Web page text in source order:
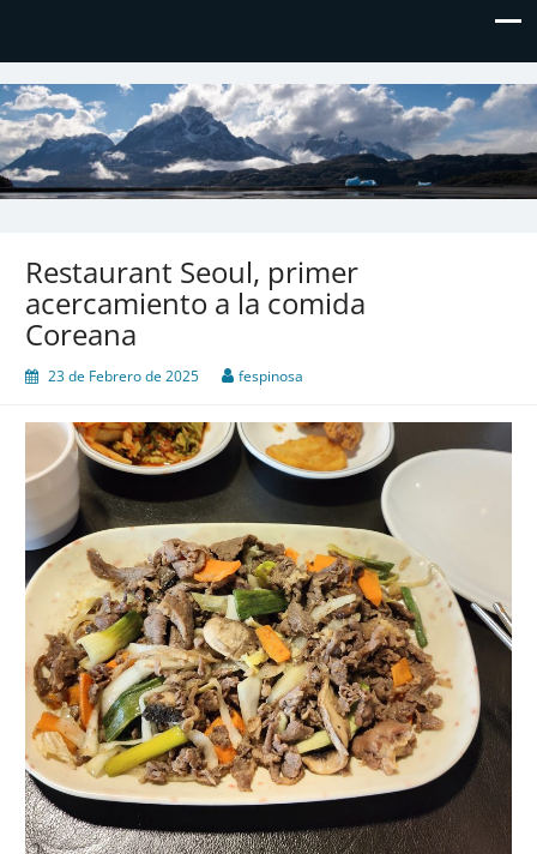
El blog de Don Hielos
Restaurant Seoul, primer
acercamiento a la comida
Coreana
23 de Febrero de 2025 fespinosa